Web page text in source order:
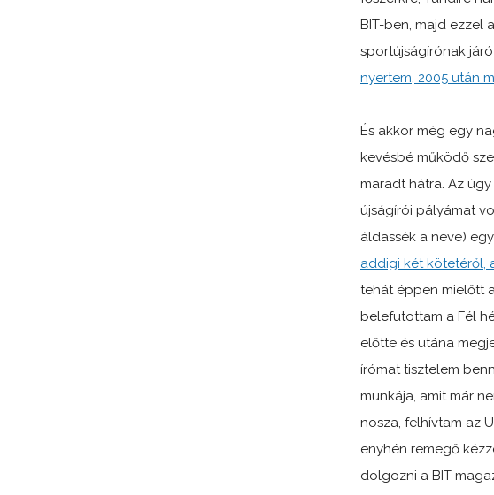
BIT-ben, majd ezzel
sportújságírónak
nyertem, 2005 után
És akkor még egy
kevésbé működő
maradt hátra. Az
újságírói pályámat
áldassék a neve)
addigi két kötetéről,
tehát éppen mielőtt
belefutottam a Fél
előtte és utána
írómat tisztelem
munkája, amit már
nosza, felhívtam az
enyhén remegő
dolgozni a BIT